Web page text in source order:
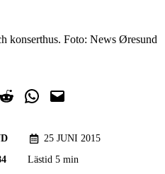
konserthus. Foto: News Øresund
Dela på RedditDela i WhatsApp
Maila en länk
25 JUNI 2015
Lästid 5 min